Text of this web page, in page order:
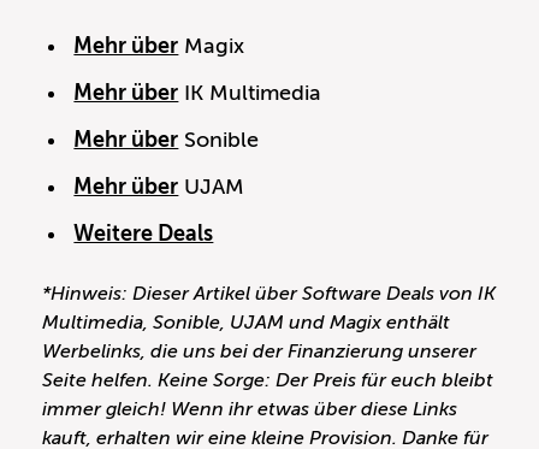
Mehr über Magix
Mehr über IK Multimedia
Mehr über Sonible
Mehr über UJAM
Weitere Deals
*Hinweis: Dieser Artikel über Software Deals von IK
Multimedia, Sonible, UJAM und Magix enthält
Werbelinks, die uns bei der Finanzierung unserer
Seite helfen. Keine Sorge: Der Preis für euch bleibt
immer gleich! Wenn ihr etwas über diese Links
kauft, erhalten wir eine kleine Provision. Danke für